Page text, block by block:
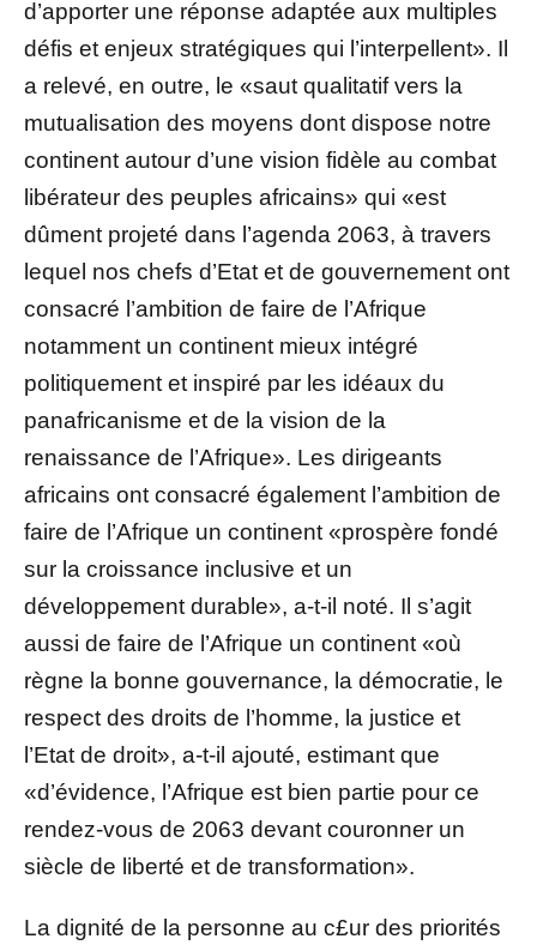
d’apporter une réponse adaptée aux multiples
défis et enjeux stratégiques qui l’interpellent». Il
a relevé, en outre, le «saut qualitatif vers la
mutualisation des moyens dont dispose notre
continent autour d’une vision fidèle au combat
libérateur des peuples africains» qui «est
dûment projeté dans l’agenda 2063, à travers
lequel nos chefs d’Etat et de gouvernement ont
consacré l’ambition de faire de l’Afrique
notamment un continent mieux intégré
politiquement et inspiré par les idéaux du
panafricanisme et de la vision de la
renaissance de l’Afrique». Les dirigeants
africains ont consacré également l’ambition de
faire de l’Afrique un continent «prospère fondé
sur la croissance inclusive et un
développement durable», a-t-il noté. Il s’agit
aussi de faire de l’Afrique un continent «où
règne la bonne gouvernance, la démocratie, le
respect des droits de l’homme, la justice et
l’Etat de droit», a-t-il ajouté, estimant que
«d’évidence, l’Afrique est bien partie pour ce
rendez-vous de 2063 devant couronner un
siècle de liberté et de transformation».
La dignité de la personne au c£ur des priorités